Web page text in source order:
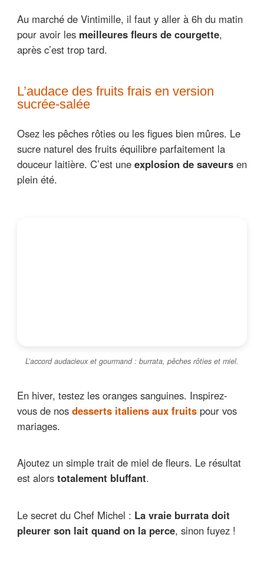
Au marché de Vintimille, il faut y aller à 6h du matin
pour avoir les meilleures fleurs de courgette,
après c’est trop tard.
L’audace des fruits frais en version
sucrée-salée
Osez les pêches rôties ou les figues bien mûres. Le
sucre naturel des fruits équilibre parfaitement la
douceur laitière. C’est une explosion de saveursen
plein été.
L’accord audacieux et gourmand : burrata, pêches rôties et miel.
En hiver, testez les oranges sanguines. Inspirez-
vous de nos desserts italiens aux fruitspour vos
mariages.
Ajoutez un simple trait de miel de fleurs. Le résultat
est alors totalement bluffant.
Le secret du Chef Michel : La vraie burrata doit
pleurer son lait quand on la perce, sinon fuyez !